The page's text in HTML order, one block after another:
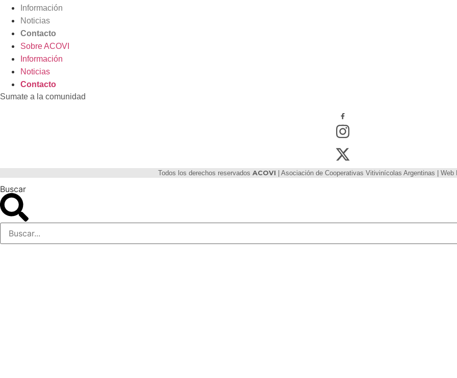
Información
Noticias
Contacto
Sobre ACOVI
Información
Noticias
Contacto
Sumate a la comunidad
Todos los derechos reservados ACOVI | Asociación de Cooperativas Vitivinícolas Argentinas |
Buscar